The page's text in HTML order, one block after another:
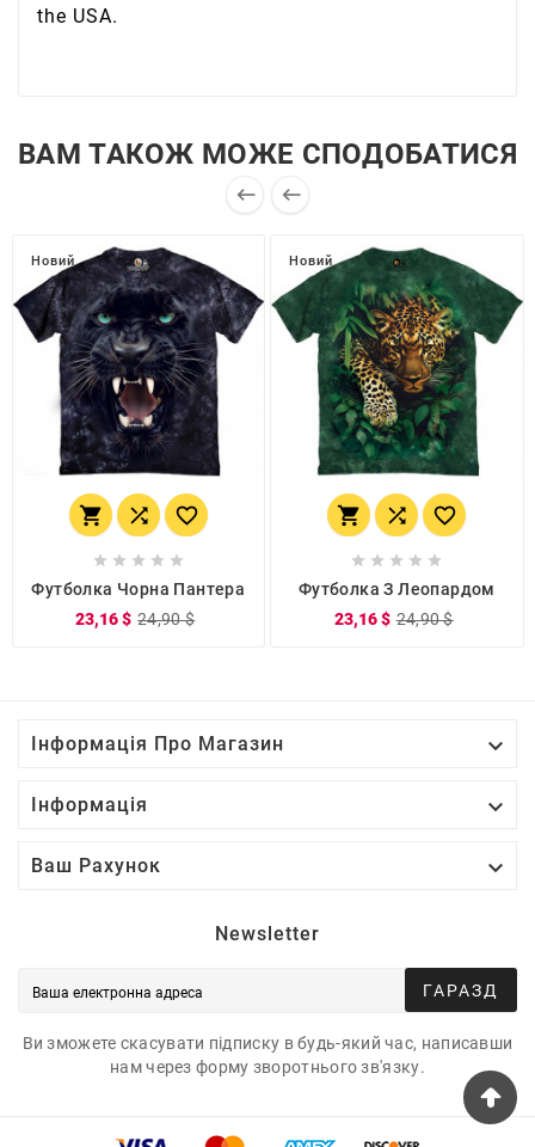
the USA.
ВАМ ТАКОЖ МОЖЕ СПОДОБАТИСЯ
 
Новий
  
    
Футболка Чорна Пантера
23,16 $ 24,90 $
Новий
  
    
Футболка З Леопардом
23,16 $ 24,90 $
Інформація Про Магазин 
Інформація 
Ваш Рахунок 
Newsletter
ГАРАЗД
Ви зможете скасувати підписку в будь-який час, написавши
нам через форму зворотнього зв'язку.